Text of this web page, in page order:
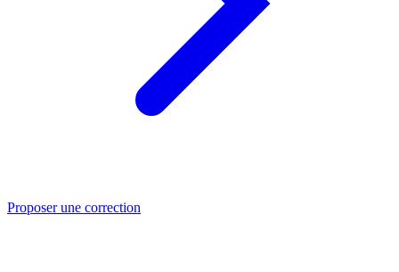
Proposer une correction